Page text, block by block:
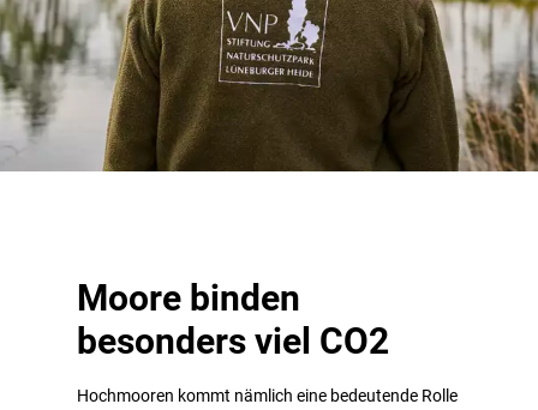
Moore binden
besonders viel CO2
Hochmooren kommt nämlich eine bedeutende Rolle